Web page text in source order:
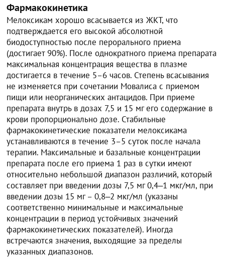
Фармакокинетика
Мелоксикам хорошо всасывается из ЖКТ, что
подтверждается его высокой абсолютной
биодоступностью после перорального приема
(достигает 90%). После однократного приема препарата
максимальная концентрация вещества в плазме
достигается в течение 5–6 часов. Степень всасывания
не изменяется при сочетании Мовалиса с приемом
пищи или неорганических антацидов. При приеме
препарата внутрь в дозах 7,5 и 15 мг его содержание в
крови пропорционально дозе. Стабильные
фармакокинетические показатели мелоксикама
устанавливаются в течение 3–5 суток после начала
терапии. Максимальные и базальные концентрации
препарата после его приема 1 раз в сутки имеют
относительно небольшой диапазон различий, который
составляет при введении дозы 7,5 мг 0,4‒1 мкг/мл, при
введении дозы 15 мг – 0,8‒2 мкг/мл (указаны
соответственно минимальные и максимальные
концентрации в период устойчивых значений
фармакокинетических показателей). Иногда
встречаются значения, выходящие за пределы
указанных диапазонов.